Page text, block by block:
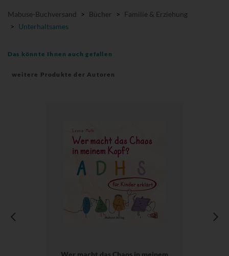
Mabuse-Buchversand > Bücher > Familie & Erziehung
> Unterhaltsames
Das könnte Ihnen auch gefallen
weitere Produkte der Autoren